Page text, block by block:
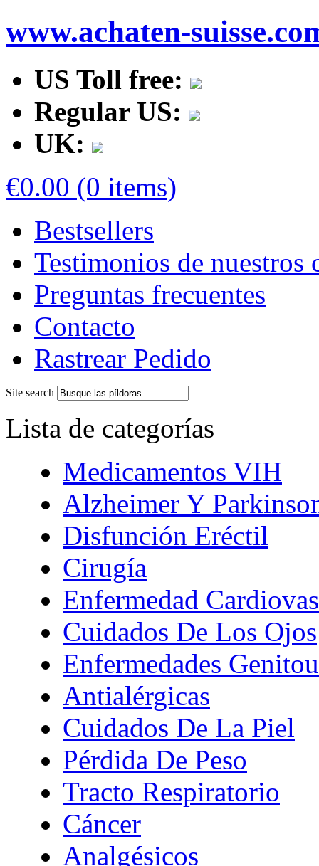
www.achaten-
US Toll free:
Regular US:
UK:
€0.00 (0 items)
Bestsellers
Testimonios de nuestros
Preguntas frecuentes
Contacto
Rastrear Pedido
Site search
Lista de categorías
Medicamentos VIH
Alzheimer Y
Disfunción Eréctil
Cirugía
Enfermedad
Cuidados De Los Ojos
Enfermedades
Antialérgicas
Cuidados De La Piel
Pérdida De Peso
Tracto Respiratorio
Cáncer
Analgésicos